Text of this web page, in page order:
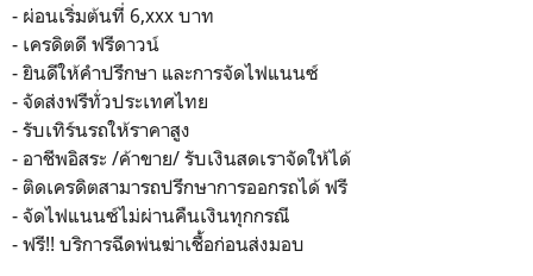
- ผ่อนเริ่มต้นที่ 6,xxx บาท
- เครดิตดี ฟรีดาวน์
- ยินดีให้คำปรึกษา และการจัดไฟแนนซ์
- จัดส่งฟรีทั่วประเทศไทย
- รับเทิร์นรถให้ราคาสูง
- อาชีพอิสระ /ค้าขาย/ รับเงินสดเราจัดให้ได้
- ติดเครดิตสามารถปรึกษาการออกรถได้ ฟรี
- จัดไฟแนนซ์ไม่ผ่านคืนเงินทุกกรณี
- ฟรี!! บริการฉีดพ่นฆ่าเชื้อก่อนส่งมอบ